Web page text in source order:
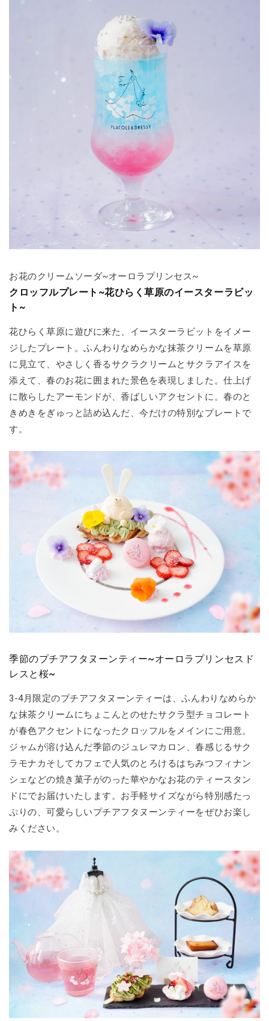
お花のクリームソーダ~オーロラプリンセス~
クロッフルプレート~花ひらく草原のイースターラビッ
ト~
花ひらく草原に遊びに来た、イースターラビットをイメー
ジしたプレート。ふんわりなめらかな抹茶クリームを草原
に見立て、やさしく香るサクラクリームとサクラアイスを
添えて、春のお花に囲まれた景色を表現しました。仕上げ
に散らしたアーモンドが、香ばしいアクセントに。春のと
きめきをぎゅっと詰め込んだ、今だけの特別なプレートで
す。
季節のプチアフタヌーンティー~オーロラプリンセスド
レスと桜~
3-4月限定のプチアフタヌーンティーは、ふんわりなめらか
な抹茶クリームにちょこんとのせたサクラ型チョコレート
が春色アクセントになったクロッフルをメインにご用意。
ジャムが溶け込んだ季節のジュレマカロン、春感じるサク
ラモナカそしてカフェで人気のとろけるはちみつフィナン
シェなどの焼き菓子がのった華やかなお花のティースタン
ドにでお届けいたします。お手軽サイズながら特別感たっ
ぷりの、可愛らしいプチアフタヌーンティーをぜひお楽し
みください。